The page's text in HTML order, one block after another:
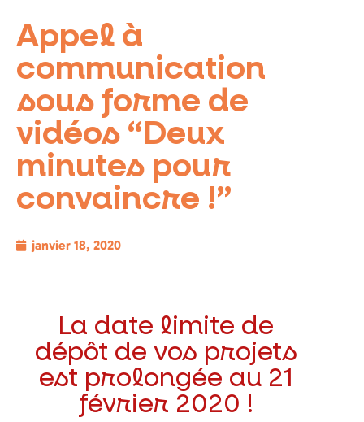
Appel à
communication
sous forme de
vidéos “Deux
minutes pour
convaincre !”
janvier 18, 2020
La date limite de
dépôt de vos projets
est prolongée au 21
février 2020 !